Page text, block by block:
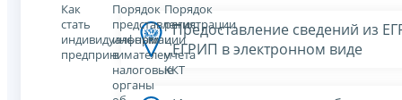
Как
стать
индивидуальным
предпринимателем
Порядок
представления
информации
в
налоговые
органы
Порядок
регистрации
и
учета
ККТ
Предоставление сведений из
ЕГРИП в электронном виде